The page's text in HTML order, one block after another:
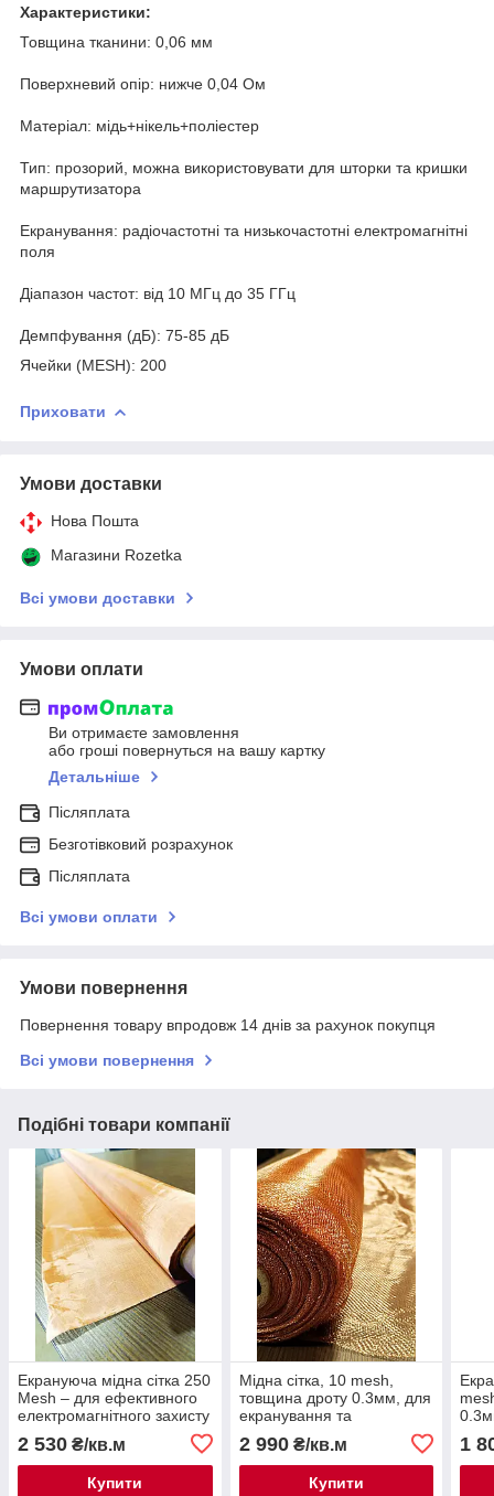
Характеристики:
Товщина тканини: 0,06 мм
Поверхневий опір: нижче 0,04 Ом
Матеріал: мідь+нікель+поліестер
Тип: прозорий, можна використовувати для шторки та кришки
маршрутизатора
Екранування: радіочастотні та низькочастотні електромагнітні
поля
Діапазон частот: від 10 МГц до 35 ГГц
Демпфування (дБ): 75-85 дБ
Ячейки (MESH): 200
Приховати
Умови доставки
Нова Пошта
Магазини Rozetka
Всі умови доставки
Умови оплати
Ви отримаєте замовлення
або гроші повернуться на вашу картку
Детальніше
Післяплата
Безготівковий розрахунок
Післяплата
Всі умови оплати
Умови повернення
Повернення товару впродовж 14 днів за рахунок покупця
Всі умови повернення
Подібні товари компанії
Екрануюча мідна сітка 250
Mesh – для ефективного
електромагнітного захисту
2 530 ₴/кв.м
Купити
Мідна сітка, 10 mesh,
товщина дроту 0.3мм, для
екранування та
2 990₴/кв.м
Купити
1